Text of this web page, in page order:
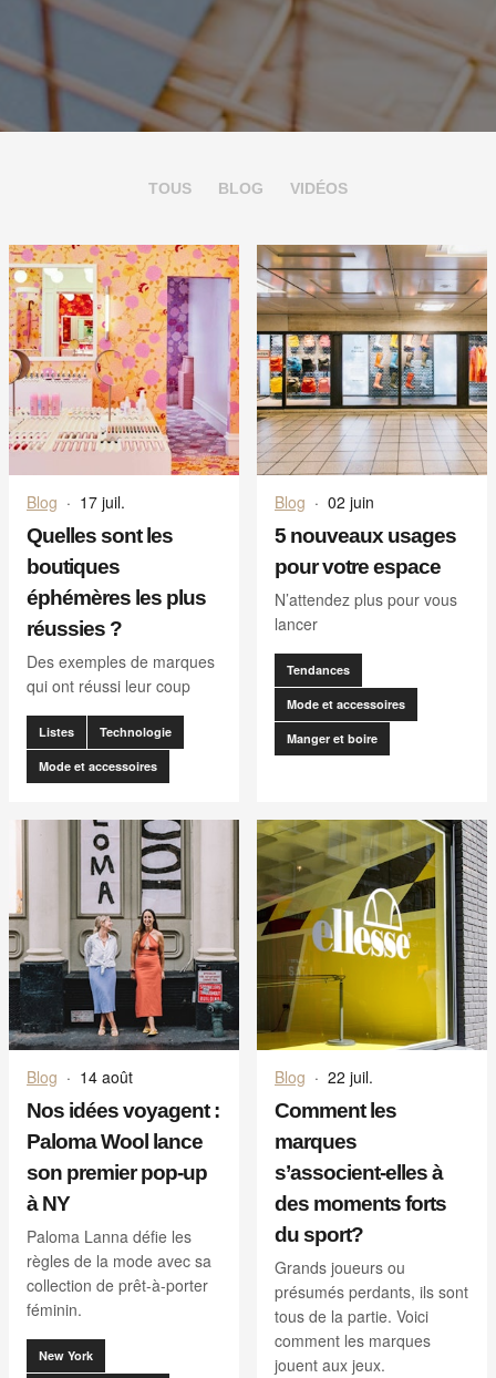
TOUS BLOG VIDÉOS
Blog · 17 juil.
Quelles sont les
boutiques
éphémères les plus
réussies ?
Des exemples de marques
qui ont réussi leur coup
Listes Technologie
Mode et accessoires
Blog · 02 juin
5 nouveaux usages
pour votre espace
N’attendez plus pour vous
lancer
Tendances
Mode et accessoires
Manger et boire
Blog · 14 août
Nos idées voyagent :
Paloma Wool lance
son premier pop-up
à NY
Paloma Lanna défie les
règles de la mode avec sa
collection de prêt-à-porter
féminin.
New York
Blog · 22 juil.
Comment les
marques
s’associent-elles à
des moments forts
du sport?
Grands joueurs ou
présumés perdants, ils sont
tous de la partie. Voici
comment les marques
jouent aux jeux.